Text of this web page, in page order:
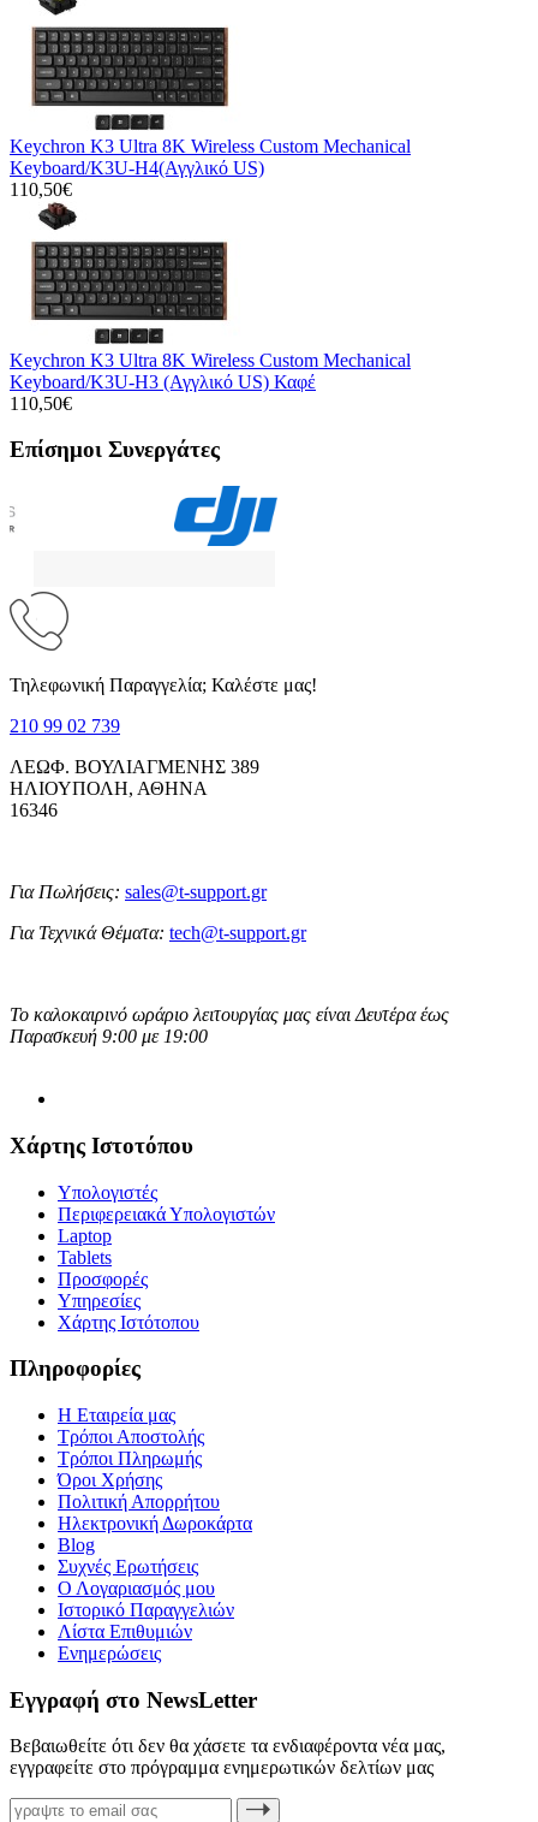
Keychron K3 Ultra 8K Wireless Custom Mechanical
Keyboard/K3U-H4(Αγγλικό US)
110,50€
Keychron K3 Ultra 8K Wireless Custom Mechanical
Keyboard/K3U-H3 (Αγγλικό US) Καφέ
110,50€
Επίσημοι Συνεργάτες
Τηλεφωνική Παραγγελία; Καλέστε μας!
210 99 02 739
ΛΕΩΦ. ΒΟΥΛΙΑΓΜΕΝΗΣ 389
ΗΛΙΟΥΠΟΛΗ, ΑΘΗΝΑ
16346
Για Πωλήσεις: sales@t-support.gr
Για Τεχνικά Θέματα: tech@t-support.gr
Το καλοκαιρινό ωράριο λειτουργίας μας είναι Δευτέρα έως
Παρασκευή 9:00 με 19:00
Χάρτης Ιστοτόπου
Υπολογιστές
Περιφερειακά Υπολογιστών
Laptop
Tablets
Προσφορές
Υπηρεσίες
Χάρτης Ιστότοπου
Πληροφορίες
Η Εταιρεία μας
Τρόποι Αποστολής
Τρόποι Πληρωμής
Όροι Χρήσης
Πολιτική Απορρήτου
Ηλεκτρονική Δωροκάρτα
Blog
Συχνές Ερωτήσεις
Ο Λογαριασμός μου
Ιστορικό Παραγγελιών
Λίστα Επιθυμιών
Ενημερώσεις
Εγγραφή στο NewsLetter
Βεβαιωθείτε ότι δεν θα χάσετε τα ενδιαφέροντα νέα μας,
εγγραφείτε στο πρόγραμμα ενημερωτικών δελτίων μας